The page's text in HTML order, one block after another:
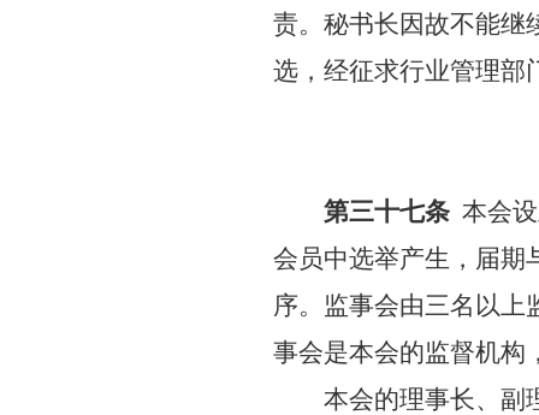
责。秘书长因故不能继
选，经征求行业管理部
第三十七条 本会
会员中选举产生，届期
序。监事会由三名以上
事会是本会的监督机构
本会的理事长、副